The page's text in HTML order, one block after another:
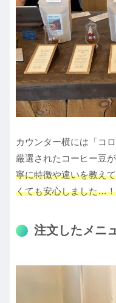
カウンター横には「コ
厳選されたコーヒー豆
寧に特徴や違いを教え
くても安心しました…！
注文したメニ